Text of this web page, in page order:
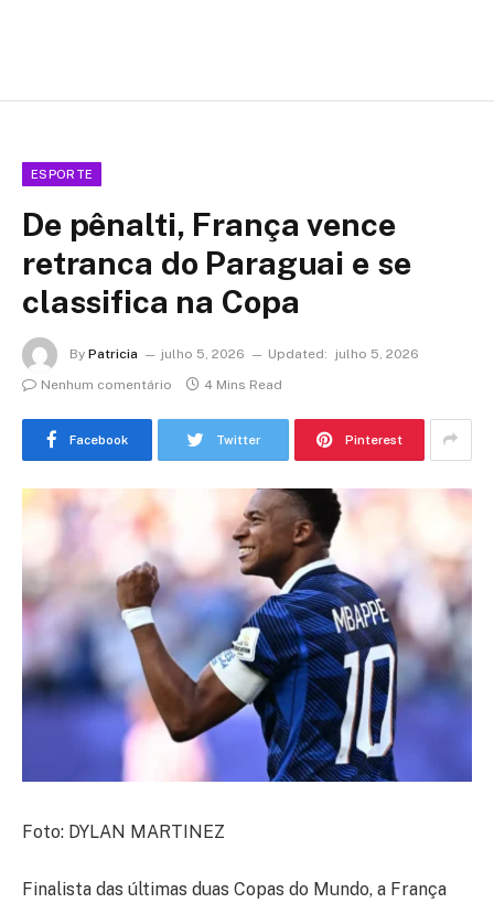
ESPORTE
De pênalti, França vence
retranca do Paraguai e se
classifica na Copa
By Patricia julho 5, 2026 Updated:
julho 5, 2026
Nenhum comentário
4 Mins Read
Facebook Twitter Pinterest
Foto: DYLAN MARTINEZ
Finalista das últimas duas Copas do Mundo, a França